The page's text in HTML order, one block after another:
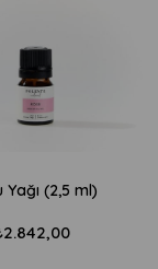
Yağı (2,5 ml)